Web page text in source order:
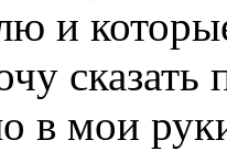
и
в мои